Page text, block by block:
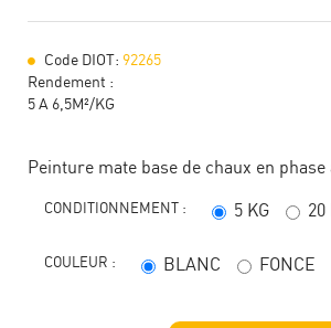
Code DIOT: 92265
Rendement :
5 A 6,5M²/KG
Peinture mate base de chaux en phase
CONDITIONNEMENT : 5 KG 20
COULEUR : BLANC FONCE